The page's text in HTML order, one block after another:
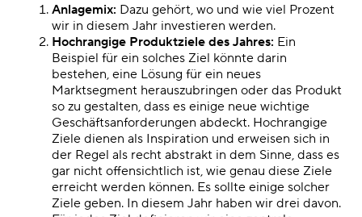
Anlagemix: Dazu gehört, wo und wie viel Prozent
wir in diesem Jahr investieren werden.
Hochrangige Produktziele des Jahres: Ein
Beispiel für ein solches Ziel könnte darin
bestehen, eine Lösung für ein neues
Marktsegment herauszubringen oder das Produkt
so zu gestalten, dass es einige neue wichtige
Geschäftsanforderungen abdeckt. Hochrangige
Ziele dienen als Inspiration und erweisen sich in
der Regel als recht abstrakt in dem Sinne, dass es
gar nicht offensichtlich ist, wie genau diese Ziele
erreicht werden können. Es sollte einige solcher
Ziele geben. In diesem Jahr haben wir drei davon.